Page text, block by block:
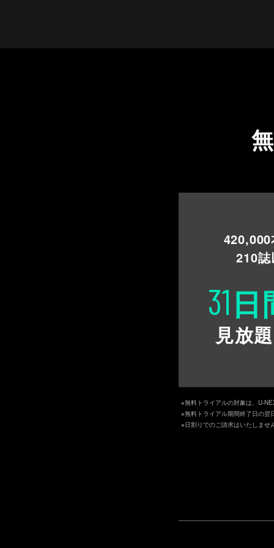
420,000
210
31日
見放
※無料トライアルの対象は、U-
※無料トライアル期間終了日の翌
※日割りでのご請求はいたしません